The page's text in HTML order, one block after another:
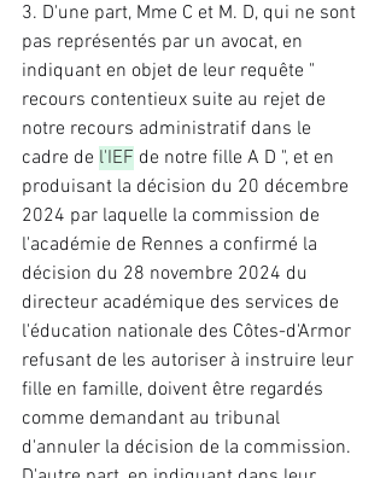
3. D'une part, Mme C et M. D, qui ne sont
pas représentés par un avocat, en
indiquant en objet de leur requête "
recours contentieux suite au rejet de
notre recours administratif dans le
cadre de l'IEF de notre fille A D ", et en
produisant la décision du 20 décembre
2024 par laquelle la commission de
l'académie de Rennes a confirmé la
décision du 28 novembre 2024 du
directeur académique des services de
l'éducation nationale des Côtes-d'Armor
refusant de les autoriser à instruire leur
fille en famille, doivent être regardés
comme demandant au tribunal
d'annuler la décision de la commission.